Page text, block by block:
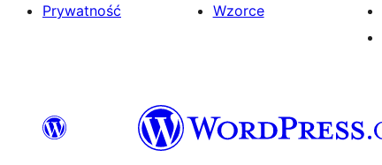
Prywatność
Wzorce